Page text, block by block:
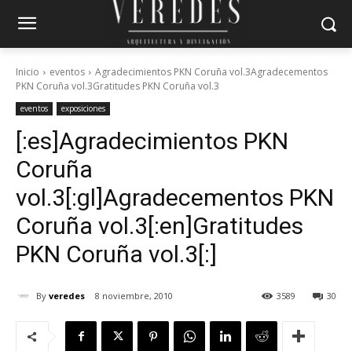
Inicio eventos
Agradecimientos PKN Coruña vol.3Agradecementos
PKN Coruña vol.3Gratitudes PKN Coruña vol.3
eventos exposiciones
[:es]Agradecimientos PKN
Coruña
vol.3[:gl]Agradecementos PKN
Coruña vol.3[:en]Gratitudes
PKN Coruña vol.3[:]
By veredes 8 noviembre, 2010 30
3589